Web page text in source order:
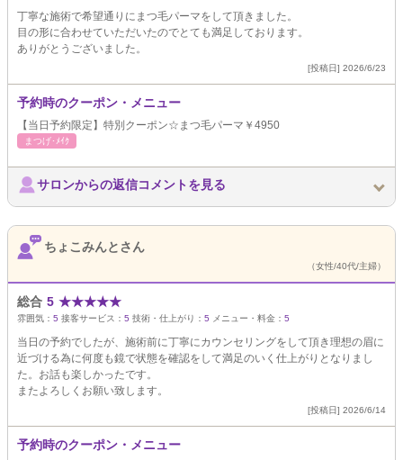
丁寧な施術で希望通りにまつ毛パーマをして頂きました。
目の形に合わせていただいたのでとても満足しております。
ありがとうございました。
[投稿日] 2026/6/23
予約時のクーポン・メニュー
【当日予約限定】特別クーポン☆まつ毛パーマ￥4950
まつげ･ﾒｲｸ
サロンからの返信コメントを見る
ちょこみんとさん
（女性/40代/主婦）
総合 5 ★★★★★
雰囲気： 5 接客サービス： 5 技術・仕上がり： 5 メニュー・料金： 5
当日の予約でしたが、施術前に丁寧にカウンセリングをして頂き理想の眉に
近づける為に何度も鏡で状態を確認をして満足のいく仕上がりとなりまし
た。お話も楽しかったです。
またよろしくお願い致します。
[投稿日] 2026/6/14
予約時のクーポン・メニュー